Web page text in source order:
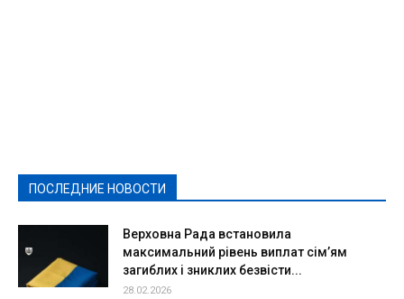
ПОСЛЕДНИЕ НОВОСТИ
Верховна Рада встановила
максимальний рівень виплат сім’ям
загиблих і зниклих безвісти...
28.02.2026